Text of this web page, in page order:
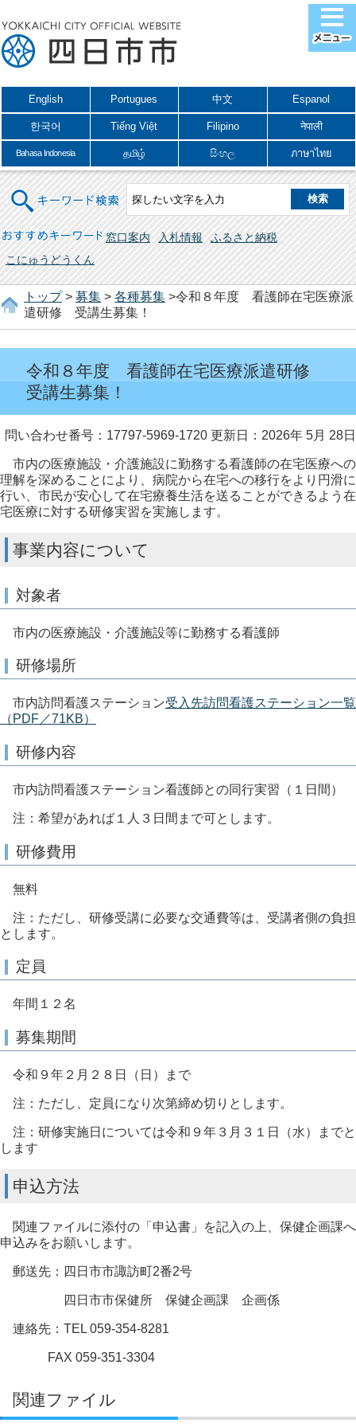
English Portugues 中文 Espanol
한국어 Tiếng Việt Filipino नेपाली
Bahasa Indonesia தமிழ் සිංහල ภาษาไทย
キーワード検索
おすすめキーワード 窓口案内 入札情報
ふるさと納税
こにゅうどうくん
トップ> 募集 > 各種募集 >令和８年度 看護師在宅医療派
遣研修 受講生募集！
令和８年度 看護師在宅医療派遣研修
受講生募集！
問い合わせ番号：17797-5969-1720 更新日：2026年 5月 28日
市内の医療施設・介護施設に勤務する看護師の在宅医療への
理解を深めることにより、病院から在宅への移行をより円滑に
行い、市民が安心して在宅療養生活を送ることができるよう在
宅医療に対する研修実習を実施します。
事業内容について
対象者
市内の医療施設・介護施設等に勤務する看護師
研修場所
市内訪問看護ステーション受入先訪問看護ステーション一覧
（PDF／71KB）
研修内容
市内訪問看護ステーション看護師との同行実習（１日間）
注：希望があれば１人３日間まで可とします。
研修費用
無料
注：ただし、研修受講に必要な交通費等は、受講者側の負担
とします。
定員
年間１２名
募集期間
令和９年２月２８日（日）まで
注：ただし、定員になり次第締め切りとします。
注：研修実施日については令和９年３月３１日（水）までと
します
申込方法
関連ファイルに添付の「申込書」を記入の上、保健企画課へ
申込みをお願いします。
郵送先：四日市市諏訪町2番2号
四日市市保健所 保健企画課 企画係
連絡先：TEL 059-354-8281
FAX 059-351-3304
関連ファイル